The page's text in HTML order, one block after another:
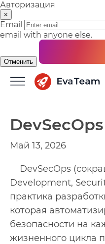
Авторизация
×
Email
email with anyone else.
Отменить
DevSecOps
Май 13, 2026
DevSecOps
Development,
практика
которая
безопасности на
жизненного цикла